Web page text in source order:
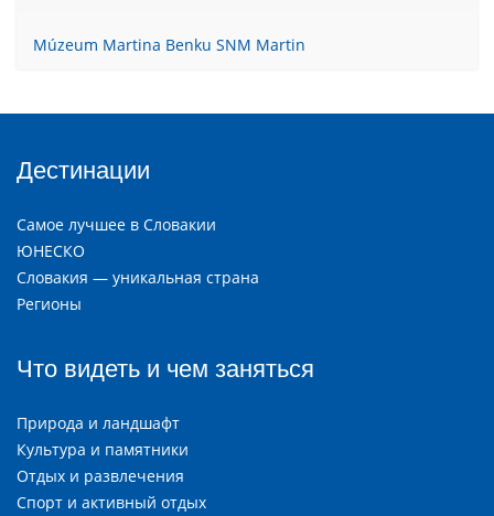
Múzeum Martina Benku SNM Martin
Дестинации
Самое лучшее в Словакии
ЮНЕСКО
Словакия — уникальная страна
Регионы
Что видеть и чем заняться
Природа и ландшафт
Культура и памятники
Отдых и развлечения
Спорт и активный отдых